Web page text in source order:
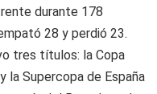
durante 178
28 y perdió 23.
tres títulos: la Copa
la Supercopa de España